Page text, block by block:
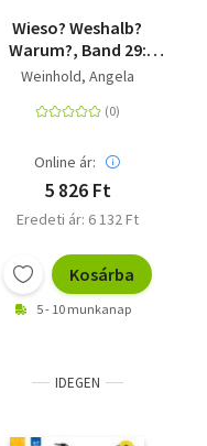
Wieso? Weshalb?
Warum?, Band 29:
Experimentieren und
30 Experimente zu Luft
Weinhold, Angela
Online ár:
5 826 Ft
Eredeti ár: 6 132 Ft
Kosárba
5 - 10 munkanap
IDEGEN